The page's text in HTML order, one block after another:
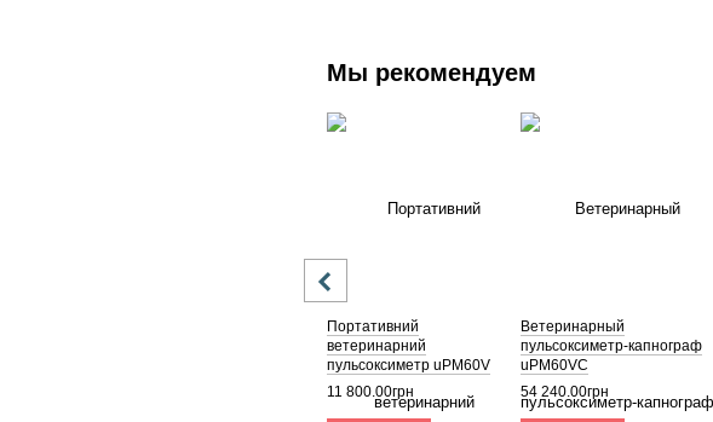
Мы рекомендуем
Портативний
ветеринарний
пульсоксиметр uPM60V
11 800.00грн
Ветеринарный
пульсоксиметр-капнограф
uPM60VC
54 240.00грн